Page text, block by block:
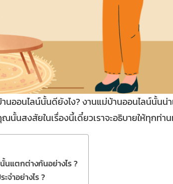
ออนไลน์นั้นดียังไง? งานแม่บ้านออนไลน์นั้นน่า
นั้นสงสัยในเรื่องนี้เดี๋ยวเราจะอธิบายให้ทุกท่า
นแตกต่างกันอย่างไร ?
จำอย่างไร ?